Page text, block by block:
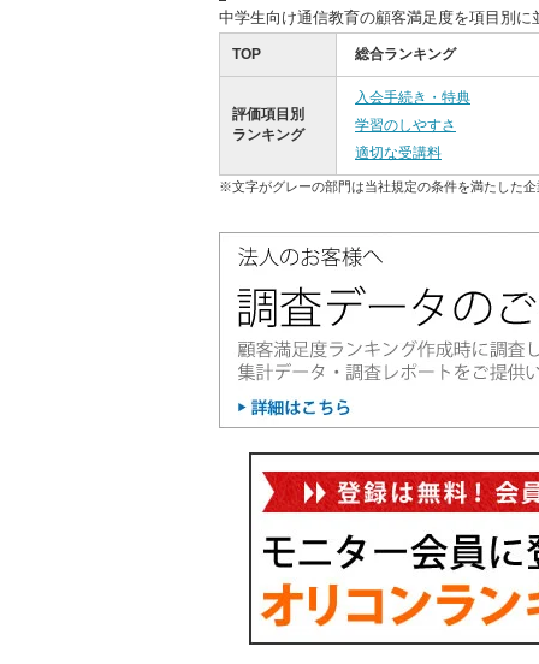
中学生向け通信教育の顧客満足度を項目別
TOP 総合ランキング
評価項目別
ランキング
入会手続き・特典
学習のしやすさ
適切な受講料
※文字がグレーの部門は当社規定の条件を満たした